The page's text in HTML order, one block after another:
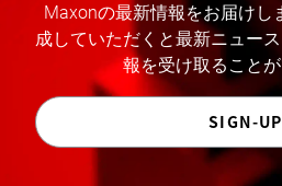
Maxonの最新情報をお届けし
成していただくと最新ニュー
報を受け取ること
SIGN-UP